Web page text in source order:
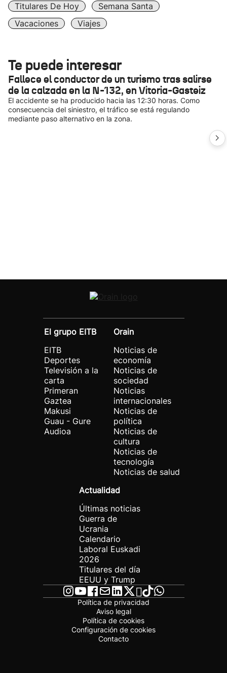
Titulares De Hoy
Semana Santa
Vacaciones
Viajes
Te puede interesar
Fallece el conductor de un turismo tras salirse
de la calzada en la N-132, en Vitoria-Gasteiz
El accidente se ha producido hacia las 12:30 horas. Como
consecuencia del siniestro, el tráfico se está regulando
mediante paso alternativo en la zona.
El grupo EITB
EITB
Deportes
Televisión a la
carta
Primeran
Gaztea
Makusi
Guau - Gure
Audioa
Orain
Noticias de
economía
Noticias de
sociedad
Noticias
internacionales
Noticias de
política
Noticias de
cultura
Noticias de
tecnología
Noticias de salud
Actualidad
Últimas noticias
Guerra de
Ucrania
Calendario
Laboral Euskadi
2026
Titulares del día
EEUU y Trump
Política de privacidad
Aviso legal
Política de cookies
Configuración de cookies
Contacto